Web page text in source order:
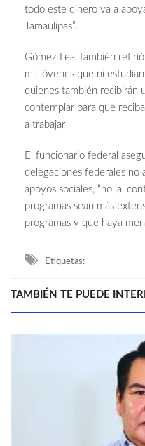
todo este dinero va a
Tamaulipas”.
Gómez Leal también
mil jóvenes que ni estudian
quienes también recibirán
contemplar para que
a trabajar
El funcionario federal
delegaciones federales no
apoyos sociales, “no, al
programas sean más
programas y que haya
Etiquetas:
TAMBIÉN TE PUEDE